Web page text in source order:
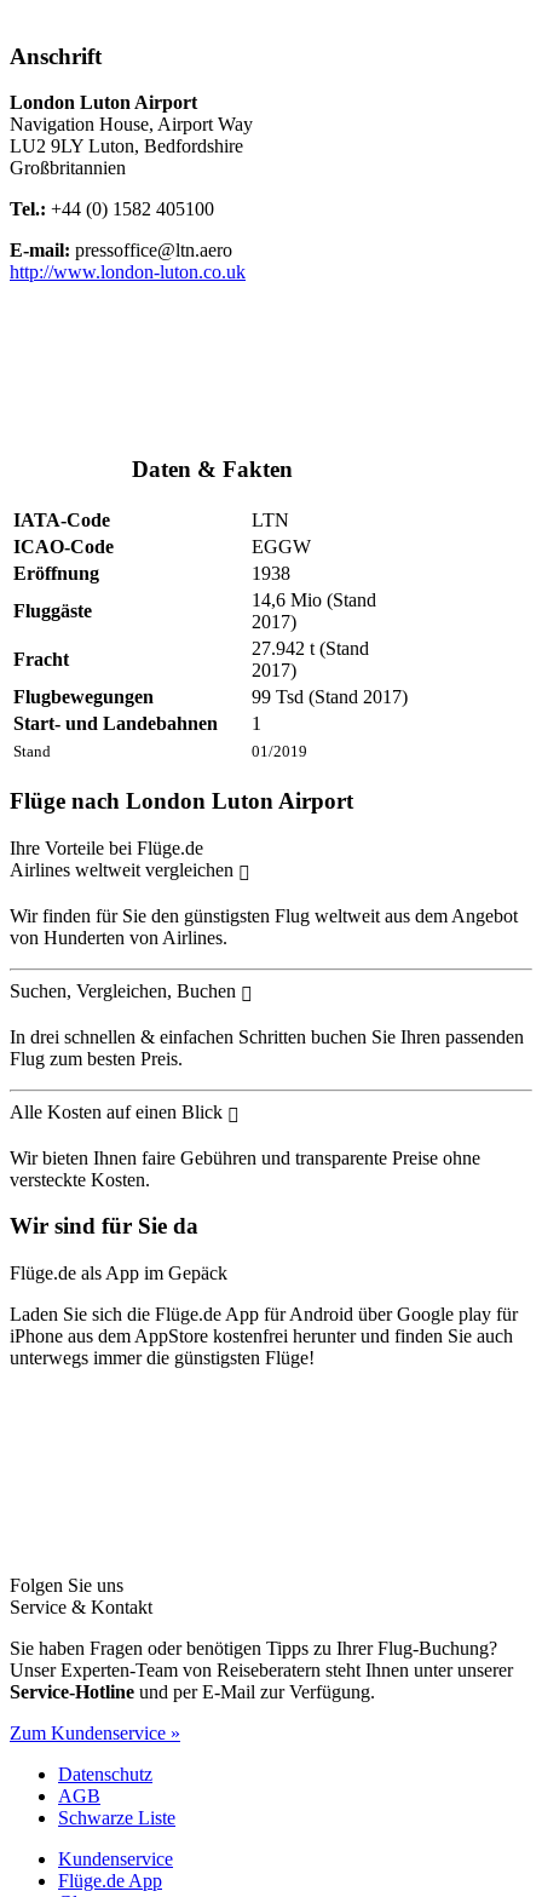
Anschrift
London Luton Airport
Navigation House, Airport Way
LU2 9LY Luton, Bedfordshire
Großbritannien
Tel.: +44 (0) 1582 405100
E-mail: pressoffice@ltn.aero
http://www.london-luton.co.uk
Daten & Fakten
Stand 01/2019
IATA-Code
LTN
ICAO-Code
EGGW
Eröffnung
1938
Fluggäste
14,6 Mio (Stand
2017)
Fracht
27.942 t (Stand
2017)
Flugbewegungen
99 Tsd (Stand 2017)
Start- und Landebahnen
1
Flüge nach London Luton Airport
Ihre Vorteile bei Flüge.de
Airlines weltweit vergleichen
Wir finden für Sie den günstigsten Flug weltweit aus dem Angebot
von Hunderten von Airlines.
Suchen, Vergleichen, Buchen
In drei schnellen & einfachen Schritten buchen Sie Ihren passenden
Flug zum besten Preis.
Alle Kosten auf einen Blick
Wir bieten Ihnen faire Gebühren und transparente Preise ohne
versteckte Kosten.
Wir sind für Sie da
Flüge.de als App im Gepäck
Laden Sie sich die Flüge.de App für Android über Google play für
iPhone aus dem AppStore kostenfrei herunter und finden Sie auch
unterwegs immer die günstigsten Flüge!
Folgen Sie uns
Service & Kontakt
Sie haben Fragen oder benötigen Tipps zu Ihrer Flug-Buchung?
Unser Experten-Team von Reiseberatern steht Ihnen unter unserer
Service-Hotline und per E-Mail zur Verfügung.
Zum Kundenservice »
Datenschutz
AGB
Schwarze Liste
Kundenservice
Flüge.de App